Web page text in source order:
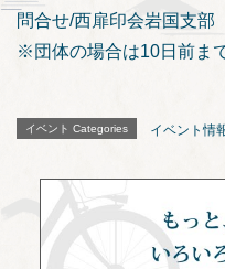
問合せ/西扉印会岩国支部
※団体の場合は10日前ま
イベント Categories イベント情